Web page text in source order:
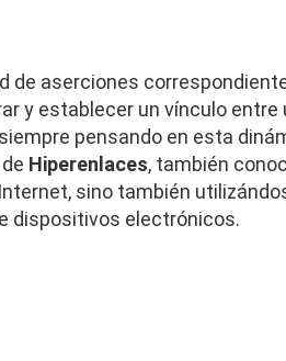
de aserciones
y establecer un vínculo entre
pensando en esta
Hiperenlaces, también
sino también
dispositivos electrónicos.